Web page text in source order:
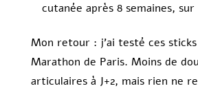
cutanée après 8 semaines, sur
Mon retour : j’ai testé ces
Marathon de Paris. Moins de
articulaires à J+2, mais rien ne